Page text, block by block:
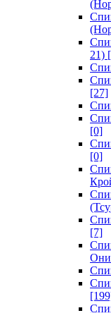
21)
[27]
[0]
[0]
[7]